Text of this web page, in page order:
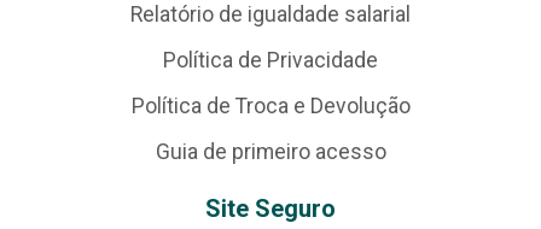
Relatório de igualdade salarial
Política de Privacidade
Política de Troca e Devolução
Guia de primeiro acesso
Site Seguro